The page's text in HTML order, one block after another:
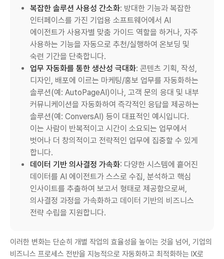
복잡한 솔루션 사용성 간소화: 방대한 기능과 복잡한
인터페이스를 가진 기업용 소프트웨어에서 AI
에이전트가 사용자별 맞춤 가이드 역할을 하거나, 자주
사용하는 기능을 자동으로 추천/실행하여 온보딩 및
숙련 기간을 단축합니다.
업무 자동화를 통한 생산성 극대화: 콘텐츠 기획, 작성,
디자인, 배포에 이르는 마케팅/홍보 업무를 자동화하는
솔루션(예: AutoPageAI)이나, 고객 문의 응대 및 내부
커뮤니케이션을 자동화하여 즉각적인 응답을 제공하는
솔루션(예: ConversAI) 등이 대표적인 예시입니다.
이는 사람이 반복적이고 시간이 소요되는 업무에서
벗어나 더 창의적이고 전략적인 업무에 집중할 수 있게
합니다.
데이터 기반 의사결정 가속화: 다양한 시스템에 흩어진
데이터를 AI 에이전트가 스스로 수집, 분석하고 핵심
인사이트를 추출하여 보고서 형태로 제공함으로써,
의사결정 과정을 가속화하고 데이터 기반의 비즈니스
전략 수립을 지원합니다.
이러한 변화는 단순히 개별 작업의 효율성을 높이는 것을 넘어, 기업의
비즈니스 프로세스 전반을 지능적으로 자동화하고 최적화하는 IX로